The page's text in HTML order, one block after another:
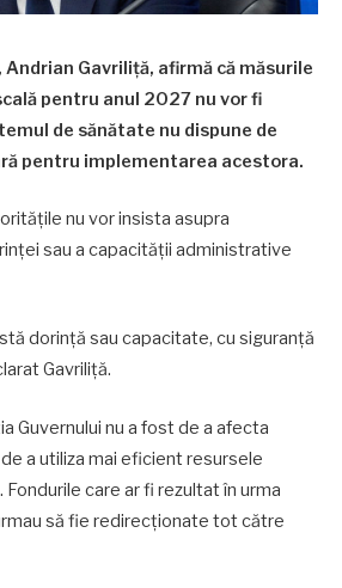
Gavriliță, afirmă că măsurile
pentru anul 2027 nu vor fi
de sănătate nu dispune de
pentru implementarea acestora.
nu vor insista asupra
sau a capacității administrative
dorință sau capacitate, cu siguranță
Gavriliță.
Guvernului nu a fost de a afecta
a utiliza mai eficient resursele
care ar fi rezultat în urma
să fie redirecționate tot către